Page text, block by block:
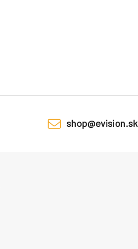
shop@evision.sk